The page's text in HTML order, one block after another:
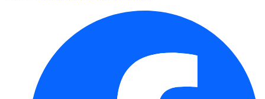
Pepino-Birnenmelone Copa® (unv ...
Herbstanemone Prinz Heinrich
Stabtomate Harzfeuer, F1 (unve ...